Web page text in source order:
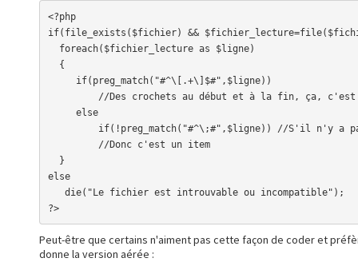
<?php
if(file_exists($fichier) &&
else
?>
Peut-être que certains n'aiment pas cette façon de coder et
donne la version aérée :